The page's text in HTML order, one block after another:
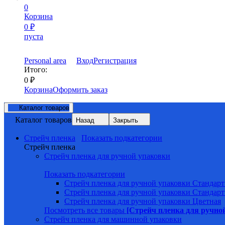
0
Корзина
0 ₽
пуста
Personal area ВходРегистрация
Итого:
0 ₽
КорзинаОформить заказ
Каталог товаров
Каталог товаров Назад Закрыть
Стрейч пленка
Показать подкатегории
Стрейч пленка
Стрейч пленка для ручной упаковки
Показать подкатегории
Стрейч пленка для ручной упаковки
Стрейч пленка для ручной упаковки
Стрейч пленка для ручной упаковки Цветная
Посмотреть все товары [Стрейч пленка для
Стрейч пленка для машинной упаковки